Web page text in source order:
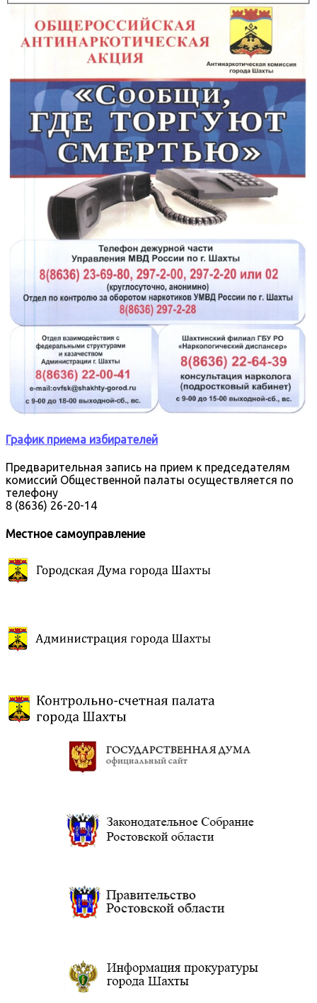
График приема избирателей
Предварительная запись на прием к председателям
комиссий Общественной палаты осуществляется по
телефону
8 (8636) 26-20-14
Местное самоуправление